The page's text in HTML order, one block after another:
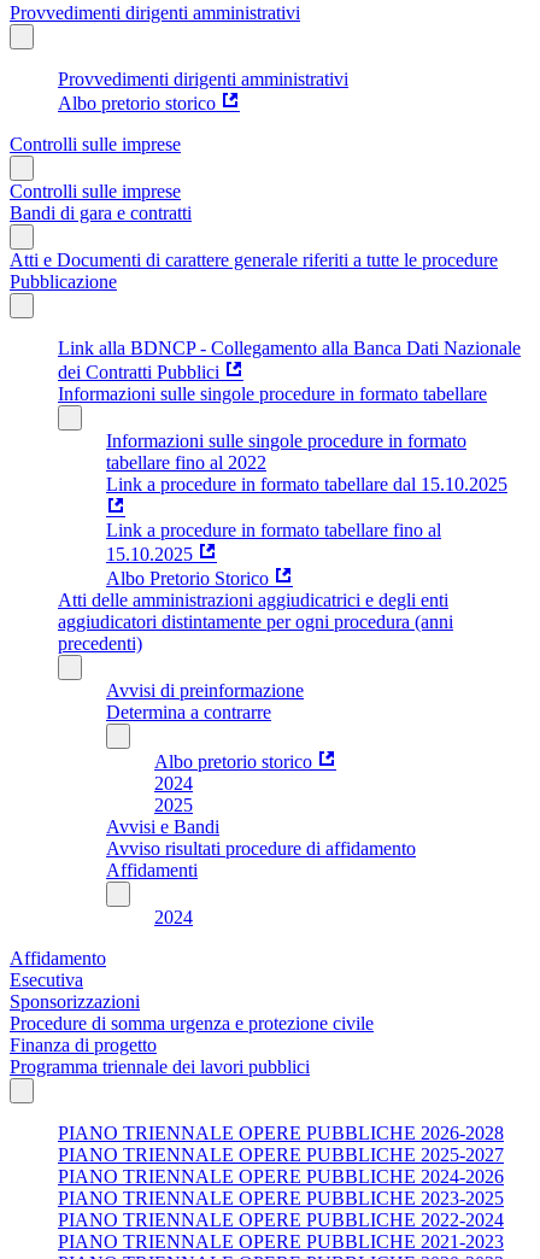
Provvedimenti dirigenti amministrativi
Provvedimenti dirigenti amministrativi
Albo pretorio storico
Controlli sulle imprese
Controlli sulle imprese
Bandi di gara e contratti
Atti e Documenti di carattere generale riferiti a tutte le procedure
Pubblicazione
Link alla BDNCP - Collegamento alla Banca Dati Nazionale
dei Contratti Pubblici
Informazioni sulle singole procedure in formato tabellare
Informazioni sulle singole procedure in formato
tabellare fino al 2022
Link a procedure in formato tabellare dal 15.10.2025
Link a procedure in formato tabellare fino al
15.10.2025
Albo Pretorio Storico
Atti delle amministrazioni aggiudicatrici e degli enti
aggiudicatori distintamente per ogni procedura (anni
precedenti)
Avvisi di preinformazione
Determina a contrarre
Albo pretorio storico
2024
2025
Avvisi e Bandi
Avviso risultati procedure di affidamento
Affidamenti
2024
Affidamento
Esecutiva
Sponsorizzazioni
Procedure di somma urgenza e protezione civile
Finanza di progetto
Programma triennale dei lavori pubblici
PIANO TRIENNALE OPERE PUBBLICHE 2026-2028
PIANO TRIENNALE OPERE PUBBLICHE 2025-2027
PIANO TRIENNALE OPERE PUBBLICHE 2024-2026
PIANO TRIENNALE OPERE PUBBLICHE 2023-2025
PIANO TRIENNALE OPERE PUBBLICHE 2022-2024
PIANO TRIENNALE OPERE PUBBLICHE 2021-2023